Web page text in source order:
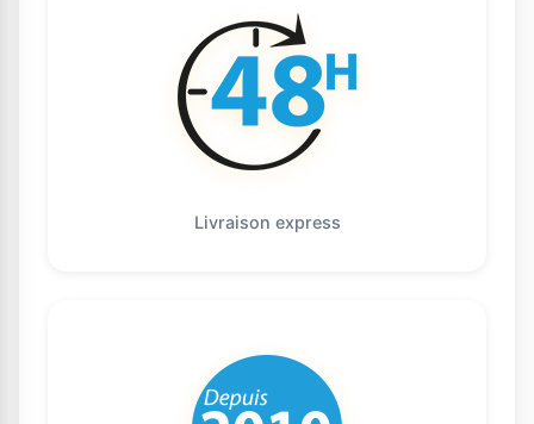
Livraison express